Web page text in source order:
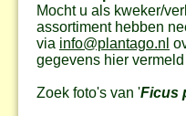
Mocht u als kweker/
assortiment hebben
via info@plantago.nl
gegevens hier
Zoek foto's van 'Ficus